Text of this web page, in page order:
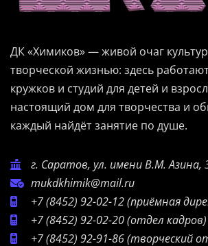
ДК «Химиков» — живой очаг
творческой жизнью: здесь
кружков и студий для детей и
настоящий дом для творчества и
каждый найдёт занятие по душе.
г. Саратов, ул. имени В.М. Азина,
mukdkhimik@mail.ru
+7 (8452) 92-02-12(приёмная
+7 (8452) 92-02-20(отдел кадров)
+7 (8452) 92-91-86(творческий